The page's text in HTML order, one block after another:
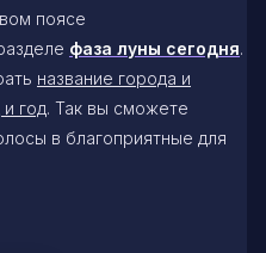
поясе
фаза луны сегодня.
название города и
год. Так вы сможете
в благоприятные для